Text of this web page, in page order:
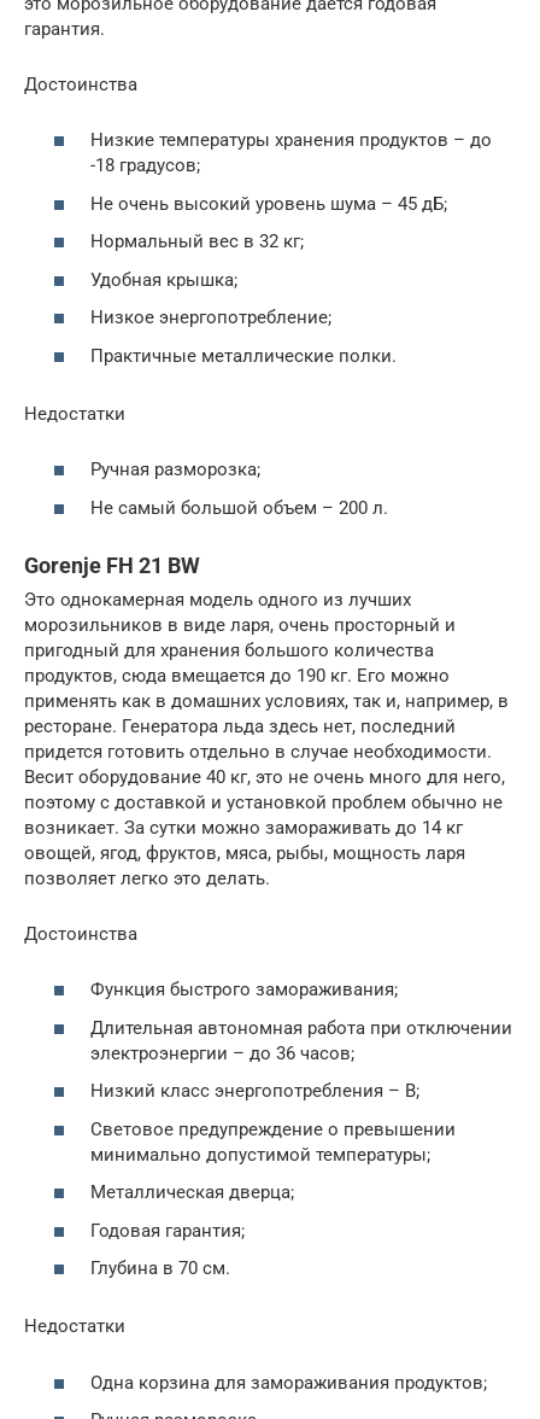
гарантия.
Достоинства
Низкие температуры хранения продуктов – до
-18 градусов;
Не очень высокий уровень шума – 45 дБ;
Нормальный вес в 32 кг;
Удобная крышка;
Низкое энергопотребление;
Практичные металлические полки.
Недостатки
Ручная разморозка;
Не самый большой объем – 200 л.
Gorenje FH 21 BW
Это однокамерная модель одного из лучших
морозильников в виде ларя, очень просторный и
пригодный для хранения большого количества
продуктов, сюда вмещается до 190 кг. Его можно
применять как в домашних условиях, так и, например, в
ресторане. Генератора льда здесь нет, последний
придется готовить отдельно в случае необходимости.
Весит оборудование 40 кг, это не очень много для него,
поэтому с доставкой и установкой проблем обычно не
возникает. За сутки можно замораживать до 14 кг
овощей, ягод, фруктов, мяса, рыбы, мощность ларя
позволяет легко это делать.
Достоинства
Функция быстрого замораживания;
Длительная автономная работа при отключении
электроэнергии – до 36 часов;
Низкий класс энергопотребления – B;
Световое предупреждение о превышении
минимально допустимой температуры;
Металлическая дверца;
Годовая гарантия;
Глубина в 70 см.
Недостатки
Одна корзина для замораживания продуктов;